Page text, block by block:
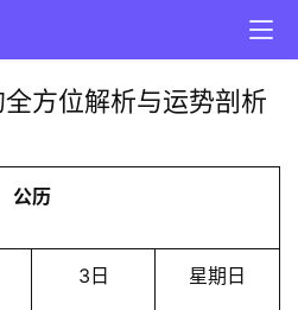
方位解析与运势剖析
公历
3日 星期日